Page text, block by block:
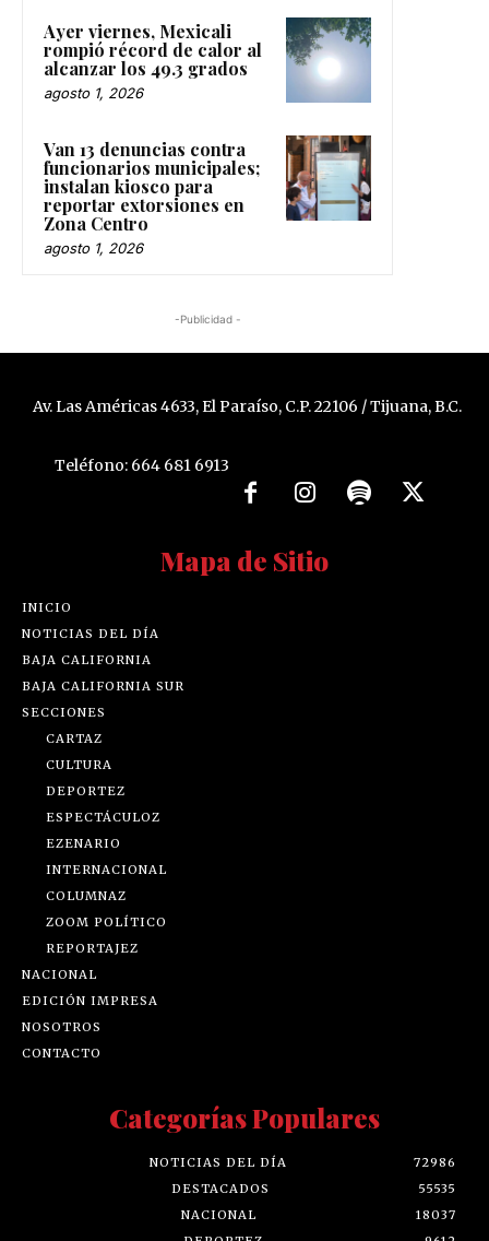
Ayer viernes, Mexicali
rompió récord de calor al
alcanzar los 49.3 grados
agosto 1, 2026
Van 13 denuncias contra
funcionarios municipales;
instalan kiosco para
reportar extorsiones en
Zona Centro
agosto 1, 2026
-Publicidad -
Av. Las Américas 4633, El Paraíso, C.P. 22106 / Tijuana, B.C.
Teléfono: 664 681 6913
Mapa de Sitio
INICIO
NOTICIAS DEL DÍA
BAJA CALIFORNIA
BAJA CALIFORNIA SUR
SECCIONES
CARTAZ
CULTURA
DEPORTEZ
ESPECTÁCULOZ
EZENARIO
INTERNACIONAL
COLUMNAZ
ZOOM POLÍTICO
REPORTAJEZ
NACIONAL
EDICIÓN IMPRESA
NOSOTROS
CONTACTO
Categorías Populares
NOTICIAS DEL DÍA
72986
DESTACADOS
55535
NACIONAL
18037